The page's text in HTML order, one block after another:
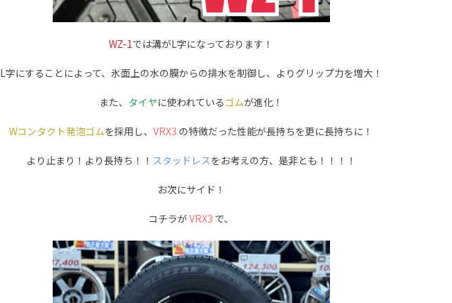
WZ-1では溝がL字になっております！
L字にすることによって、氷面上の水の膜からの排水を制御し、よりグリップ力を増大！
また、 タイヤに使われているゴムが進化！
Wコンタクト発泡ゴムを採用し、 VRX3 の特徴だった性能が長持ちを更に長持ちに！
より止まり！より長持ち！！ スタッドレスをお考えの方、是非とも！！！！
お次にサイド！
コチラがVRX3 で、